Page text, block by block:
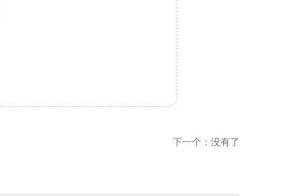
下一个： 没有了